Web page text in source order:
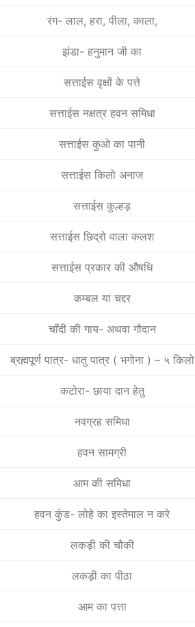
रंग- लाल, हरा, पीला, काला,
झंडा- हनुमान जी का
सत्ताईस वृक्षों के पत्ते
सत्ताईस नक्षत्र हवन समिधा
सत्ताईस कुओ का पानी
सत्ताईस किलो अनाज
सत्ताईस कुल्हड़
सत्ताईस छिद्रो वाला कलश
सत्ताईस प्रकार की औषधि
कम्बल या चद्दर
चाँदी की गाय- अथवा गौदान
ब्रह्मपूर्ण पात्र- धातु पात्र ( भगोना ) – ५ किलो
कटोरा- छाया दान हेतु
नवग्रह समिधा
हवन सामग्री
आम की समिधा
हवन कुंड- लोहे का इस्तेमाल न करे
लकड़ी की चौकी
लकड़ी का पीठा
आम का पत्ता